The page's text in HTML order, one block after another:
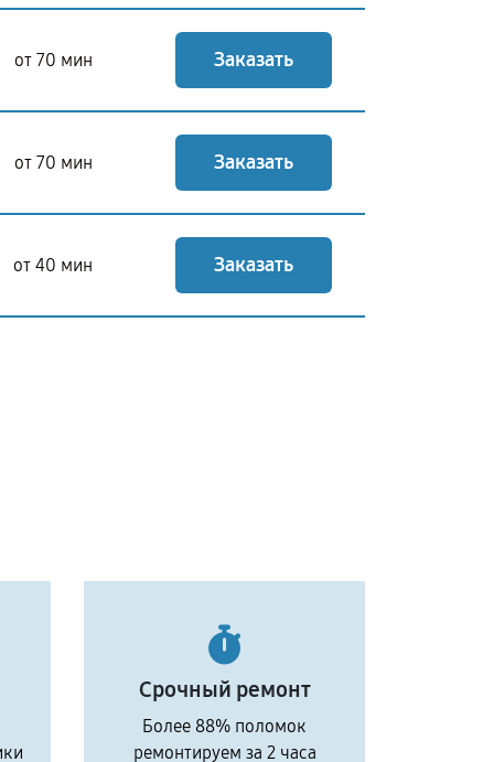
от 70 мин Заказать
от 70 мин Заказать
от 40 мин Заказать
Срочный ремонт
Более 88% поломок
ремонтируем за 2 часа